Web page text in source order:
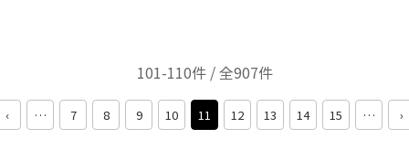
101-110件 / 全907件
‹ … 7 8 9 10 11 12 13 14 15 … ›